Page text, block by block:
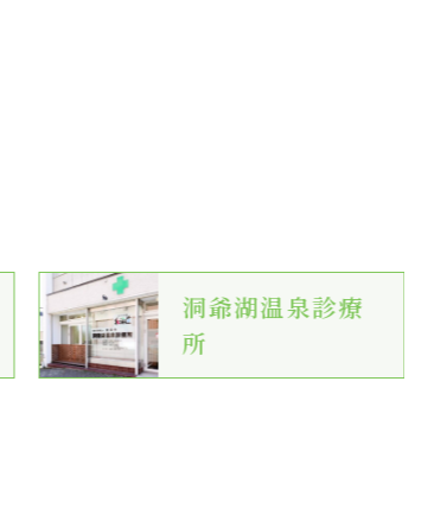
洞爺湖温泉診療
所